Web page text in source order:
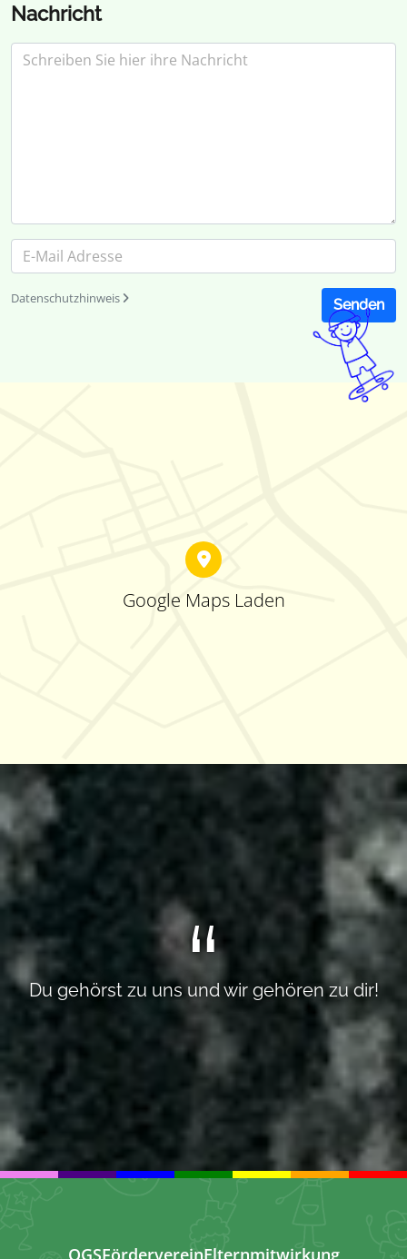
Nachricht
Datenschutzhinweis Senden
Google Maps Laden
Du gehörst zu uns und wir gehören zu dir!
OGSFördervereinElternmitwirkung